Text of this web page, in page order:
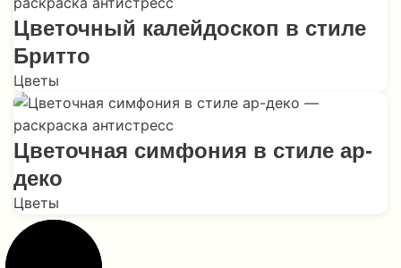
Цветочный калейдоскоп в стиле
Бритто
Цветы
Цветочная симфония в стиле ар-
деко
Цветы